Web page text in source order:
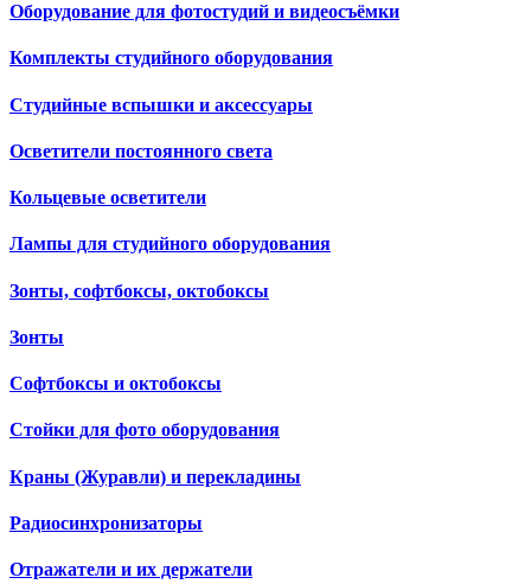
Оборудование для фотостудий и видеосъёмки
Комплекты студийного оборудования
Студийные вспышки и аксессуары
Осветители постоянного света
Кольцевые осветители
Лампы для студийного оборудования
Зонты, софтбоксы, октобоксы
Зонты
Софтбоксы и октобоксы
Стойки для фото оборудования
Краны (Журавли) и перекладины
Радиосинхронизаторы
Отражатели и их держатели